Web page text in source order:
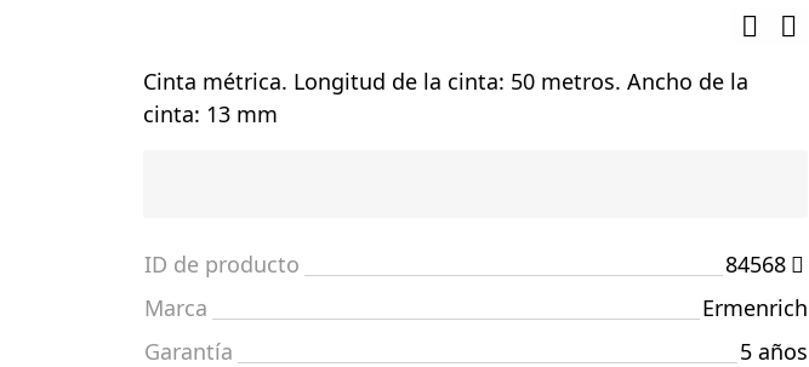
Cinta métrica. Longitud de la cinta: 50 metros. Ancho de la
cinta: 13 mm
ID de producto
84568
Marca
Ermenrich
Garantía
5 años